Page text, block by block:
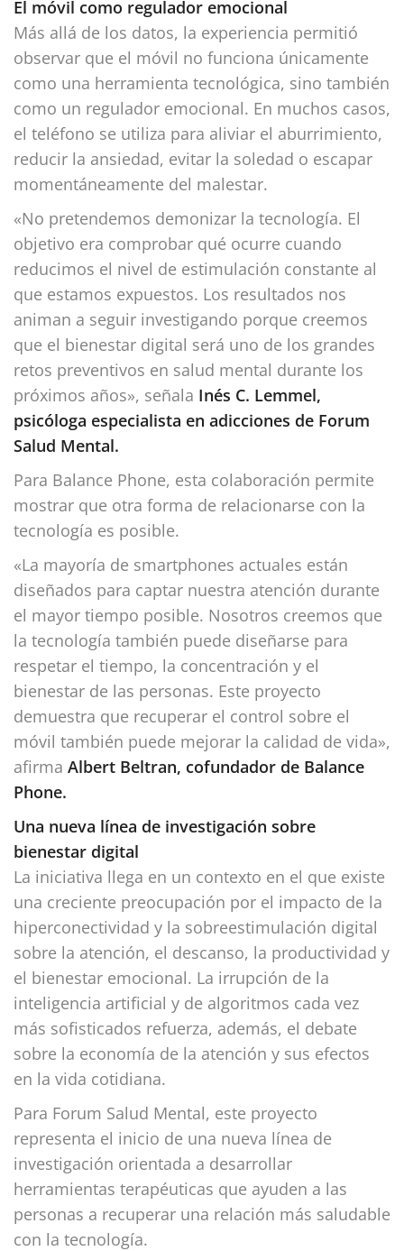
El móvil como regulador emocional
Más allá de los datos, la experiencia permitió
observar que el móvil no funciona únicamente
como una herramienta tecnológica, sino también
como un regulador emocional. En muchos casos,
el teléfono se utiliza para aliviar el aburrimiento,
reducir la ansiedad, evitar la soledad o escapar
momentáneamente del malestar.
«No pretendemos demonizar la tecnología. El
objetivo era comprobar qué ocurre cuando
reducimos el nivel de estimulación constante al
que estamos expuestos. Los resultados nos
animan a seguir investigando porque creemos
que el bienestar digital será uno de los grandes
retos preventivos en salud mental durante los
próximos años», señala Inés C. Lemmel,
psicóloga especialista en adicciones de Forum
Salud Mental.
Para Balance Phone, esta colaboración permite
mostrar que otra forma de relacionarse con la
tecnología es posible.
«La mayoría de smartphones actuales están
diseñados para captar nuestra atención durante
el mayor tiempo posible. Nosotros creemos que
la tecnología también puede diseñarse para
respetar el tiempo, la concentración y el
bienestar de las personas. Este proyecto
demuestra que recuperar el control sobre el
móvil también puede mejorar la calidad de vida»,
afirma Albert Beltran, cofundador de Balance
Phone.
Una nueva línea de investigación sobre
bienestar digital
La iniciativa llega en un contexto en el que existe
una creciente preocupación por el impacto de la
hiperconectividad y la sobreestimulación digital
sobre la atención, el descanso, la productividad y
el bienestar emocional. La irrupción de la
inteligencia artificial y de algoritmos cada vez
más sofisticados refuerza, además, el debate
sobre la economía de la atención y sus efectos
en la vida cotidiana.
Para Forum Salud Mental, este proyecto
representa el inicio de una nueva línea de
investigación orientada a desarrollar
herramientas terapéuticas que ayuden a las
personas a recuperar una relación más saludable
con la tecnología.